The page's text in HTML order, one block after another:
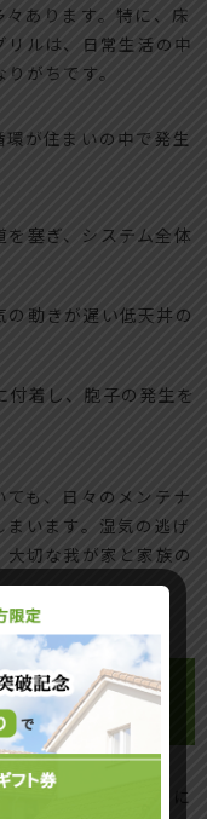
あります。特に、床
ルは、日常生活の中
がちです。
が住まいの中で発生
塞ぎ、システム全体
動きが遅い低天井の
付着し、胞子の発生を
も、日々のメンテナ
います。湿気の逃げ
切な我が家と家族の
ではない壁
脅威
いるとき、実は目に